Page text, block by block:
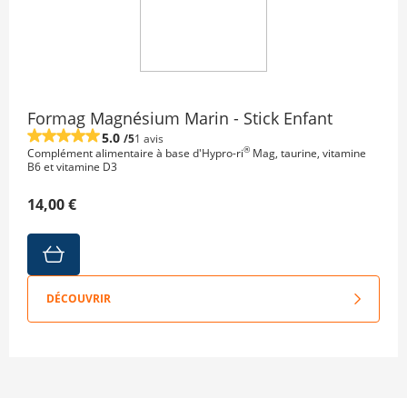
Formag Magnésium Marin - Stick Enfant
5.0 /51 avis
Complément alimentaire à base d'Hypro-ri® Mag, taurine, vitamine
B6 et vitamine D3
14,00 €
DÉCOUVRIR